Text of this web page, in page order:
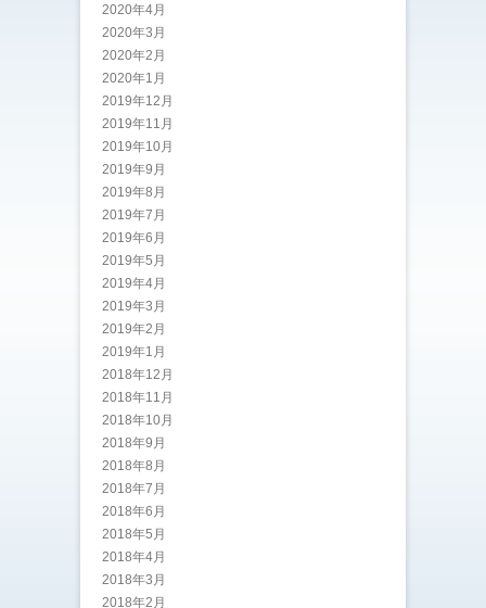
2020年4月
2020年3月
2020年2月
2020年1月
2019年12月
2019年11月
2019年10月
2019年9月
2019年8月
2019年7月
2019年6月
2019年5月
2019年4月
2019年3月
2019年2月
2019年1月
2018年12月
2018年11月
2018年10月
2018年9月
2018年8月
2018年7月
2018年6月
2018年5月
2018年4月
2018年3月
2018年2月